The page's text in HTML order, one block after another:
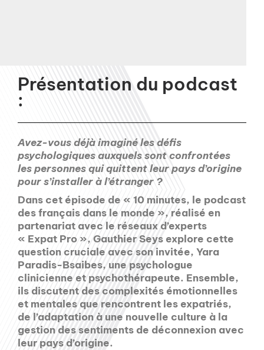
Présentation du podcast
:
Avez-vous déjà imaginé les défis
psychologiques auxquels sont confrontées
les personnes qui quittent leur pays d’origine
pour s’installer à l’étranger ?
Dans cet épisode de « 10 minutes, le podcast
des français dans le monde », réalisé en
partenariat avec le réseaux d’experts
« Expat Pro », Gauthier Seys explore cette
question cruciale avec son invitée, Yara
Paradis-Bsaibes, une psychologue
clinicienne et psychothérapeute. Ensemble,
ils discutent des complexités émotionnelles
et mentales que rencontrent les expatriés,
de l’adaptation à une nouvelle culture à la
gestion des sentiments de déconnexion avec
leur pays d’origine.